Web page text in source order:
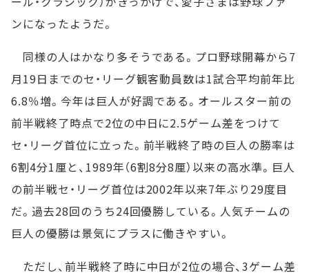
ンになったようだ。
同様の人はかなり多そうである。プロ野球開幕から7
月19日までのセ・リーグ観客動員数は1試合平均前年比
6.8％増。今年は巨人が好調である。オールスター前の
前半戦終了時点で2位の中日に2.5ゲーム差をつけて
セ・リーグ首位に立った。前半戦終了時の巨人の勝率は
6割4分1厘と、1989年（6割8分8厘）以来の高水準。巨人
の前半戦セ・リーグ首位は2002年以来7年ぶり29度目
だ。過去28回のうち24回優勝している。人気チームの
巨人の優勝は景気にプラスに働きやすい。
ただし、前半戦終了時に中日が2位の場合、3ゲーム差